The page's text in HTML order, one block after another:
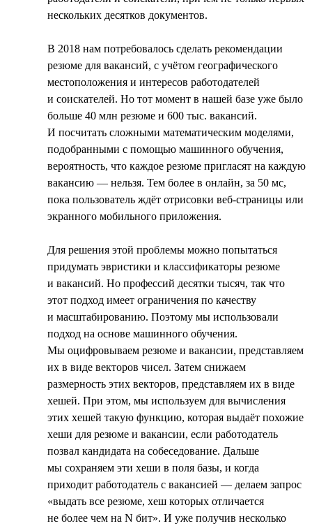
нескольких десятков документов.
В 2018 нам потребовалось сделать рекомендации
резюме для вакансий, с учётом географического
местоположения и интересов работодателей
и соискателей. Но тот момент в нашей базе уже было
больше 40 млн резюме и 600 тыс. вакансий.
И посчитать сложными математическим моделями,
подобранными с помощью машинного обучения,
вероятность, что каждое резюме пригласят на каждую
вакансию — нельзя. Тем более в онлайн, за 50 мс,
пока пользователь ждёт отрисовки веб-страницы или
экранного мобильного приложения.
Для решения этой проблемы можно попытаться
придумать эвристики и классификаторы резюме
и вакансий. Но профессий десятки тысяч, так что
этот подход имеет ограничения по качеству
и масштабированию. Поэтому мы использовали
подход на основе машинного обучения.
Мы оцифровываем резюме и вакансии, представляем
их в виде векторов чисел. Затем снижаем
размерность этих векторов, представляем их в виде
хешей. При этом, мы используем для вычисления
этих хешей такую функцию, которая выдаёт похожие
хеши для резюме и вакансии, если работодатель
позвал кандидата на собеседование. Дальше
мы сохраняем эти хеши в поля базы, и когда
приходит работодатель с вакансией — делаем запрос
«выдать все резюме, хеш которых отличается
не более чем на N бит». И уже получив несколько